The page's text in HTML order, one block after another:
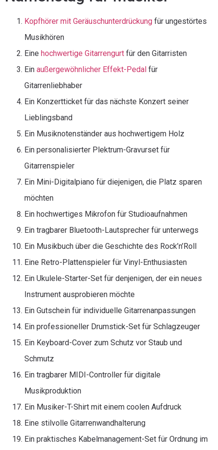
Kopfhörer mit Geräuschunterdrückung für ungestörtes
Musikhören
Eine hochwertige Gitarrengurt für den Gitarristen
Ein außergewöhnlicher Effekt-Pedal für
Gitarrenliebhaber
Ein Konzertticket für das nächste Konzert seiner
Lieblingsband
Ein Musiknotenständer aus hochwertigem Holz
Ein personalisierter Plektrum-Gravurset für
Gitarrenspieler
Ein Mini-Digitalpiano für diejenigen, die Platz sparen
möchten
Ein hochwertiges Mikrofon für Studioaufnahmen
Ein tragbarer Bluetooth-Lautsprecher für unterwegs
Ein Musikbuch über die Geschichte des Rock’n’Roll
Eine Retro-Plattenspieler für Vinyl-Enthusiasten
Ein Ukulele-Starter-Set für denjenigen, der ein neues
Instrument ausprobieren möchte
Ein Gutschein für individuelle Gitarrenanpassungen
Ein professioneller Drumstick-Set für Schlagzeuger
Ein Keyboard-Cover zum Schutz vor Staub und
Schmutz
Ein tragbarer MIDI-Controller für digitale
Musikproduktion
Ein Musiker-T-Shirt mit einem coolen Aufdruck
Eine stilvolle Gitarrenwandhalterung
Ein praktisches Kabelmanagement-Set für Ordnung im